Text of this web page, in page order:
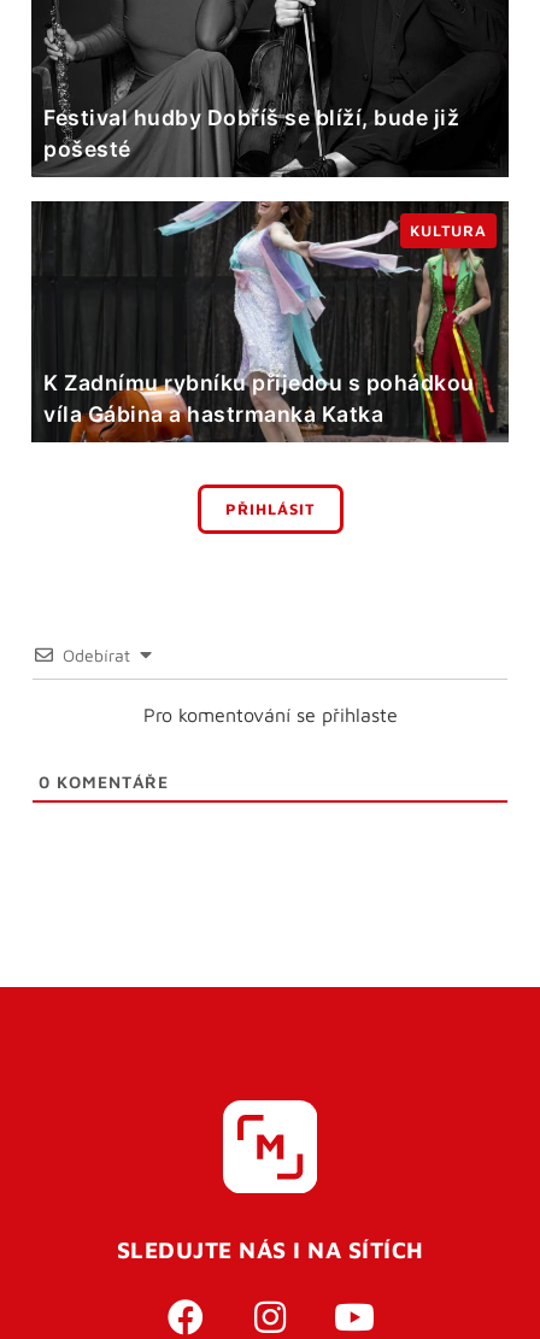
Festival hudby Dobříš se blíží, bude již
pošesté
K Zadnímu rybníku přijedou s pohádkou
víla Gábina a hastrmanka Katka
KULTURA
PŘIHLÁSIT
Odebírat
Pro komentování se přihlaste
0 KOMENTÁŘE
SLEDUJTE NÁS I NA SÍTÍCH